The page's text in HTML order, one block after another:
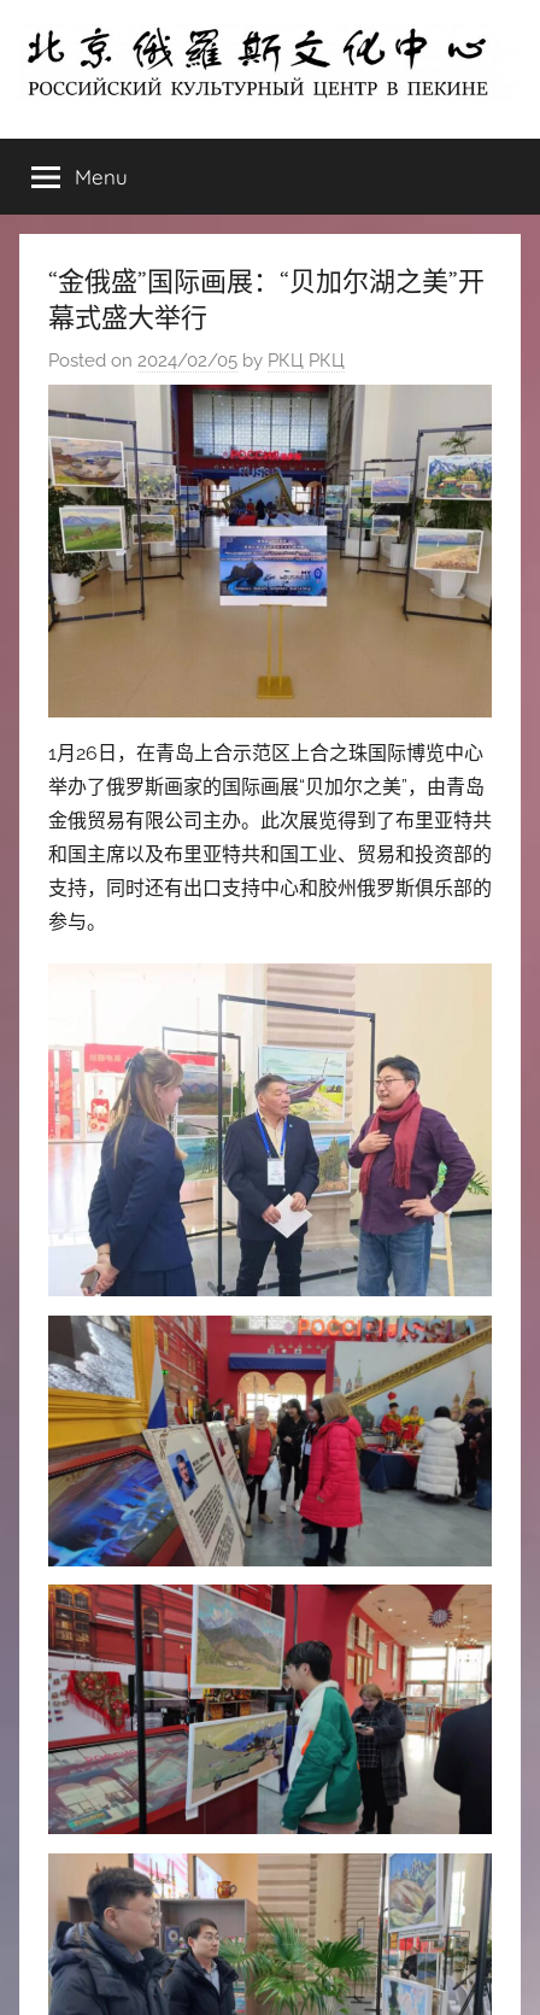
content
北
京
俄
罗
斯
文
化
中
心
ЦЕНТР
В
ПЕКИНЕ
Menu
“金俄盛”国际画展：“贝加尔湖之美”开
幕式盛大举行
Posted on 2024/02/05 by РКЦ РКЦ
1月26日，在青岛上合示范区上合之珠国际博览中心
举办了俄罗斯画家的国际画展“贝加尔之美”，由青岛
金俄贸易有限公司主办。此次展览得到了布里亚特共
和国主席以及布里亚特共和国工业、贸易和投资部的
支持，同时还有出口支持中心和胶州俄罗斯俱乐部的
参与。